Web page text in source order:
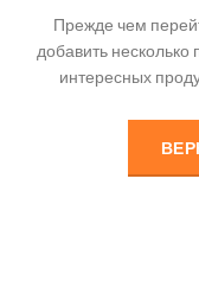
Прежде чем
добавить несколько
интересных